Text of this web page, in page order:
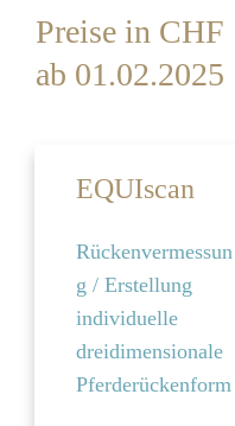
Preise in CHF
ab 01.02.2025
EQUIscan
Rückenvermessun
g / Erstellung
individuelle
dreidimensionale
Pferderückenform